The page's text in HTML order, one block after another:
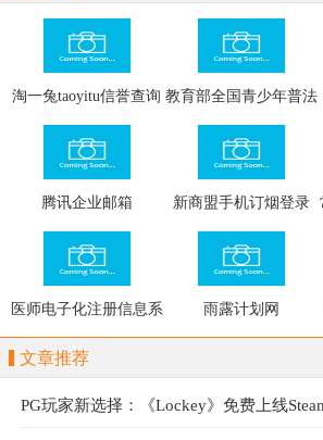
淘一兔taoyitu信誉查询
网
教育部全国青少年普法
网
腾讯企业邮箱 新商盟手机订烟登录
医师电子化注册信息系
统入口
雨露计划网
文章推荐
PG玩家新选择：《Lockey》免费上线Steam，体验独特钥匙